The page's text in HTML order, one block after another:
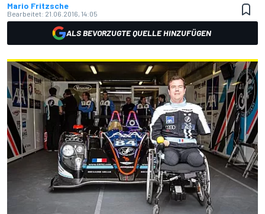
Mario Fritzsche
Bearbeitet: 21.06.2016, 14:05
ALS BEVORZUGTE QUELLE HINZUFÜGEN